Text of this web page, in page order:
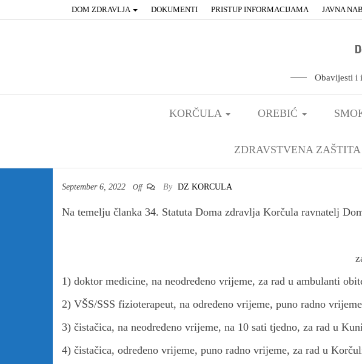
DOM ZDRAVLJA DOKUMENTI PRISTUP INFORMACIJAMA JAVNA
Obavijesti i
KORČULA OREBIĆ
ZDRAVSTVENA
September 6, 2022 Off By DZ KORCULA
Na temelju članka 34. Statuta Doma zdravlja Korčula ravnatelj
1) doktor medicine, na neodređeno vrijeme, za rad u ambulanti
2) VŠS/SSS fizioterapeut, na određeno vrijeme, puno radno
3) čistačica, na neodređeno vrijeme, na 10 sati tjedno, za rad u
4) čistačica, određeno vrijeme, puno radno vrijeme, za rad u